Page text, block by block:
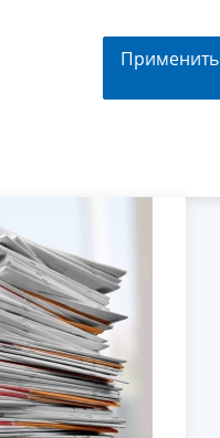
Применить